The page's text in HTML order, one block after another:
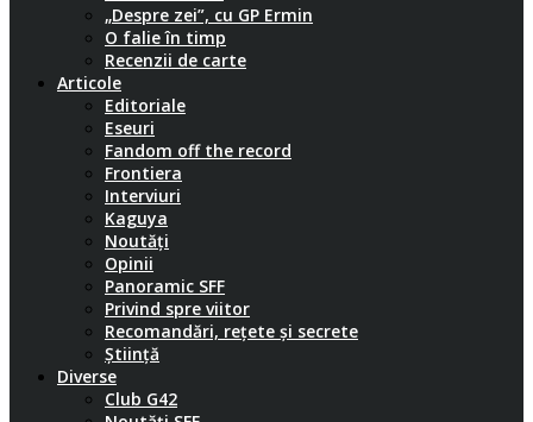
„Despre zei”, cu GP Ermin
O falie în timp
Recenzii de carte
Articole
Editoriale
Eseuri
Fandom off the record
Frontiera
Interviuri
Kaguya
Noutăți
Opinii
Panoramic SFF
Privind spre viitor
Recomandări, rețete și secrete
Știință
Diverse
Club G42